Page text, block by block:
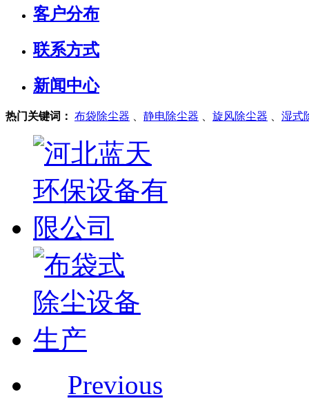
客户分布
联系方式
新闻中心
热门关键词： 布袋除尘器 、 静电除尘器 、 旋风除尘器 、 湿式
Previous